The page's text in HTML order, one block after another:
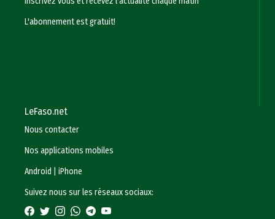
L'abonnement est gratuit!
LeFaso.net
Nous contacter
Nos applications mobiles
Android
|iPhone
Suivez nous sur les réseaux sociaux: